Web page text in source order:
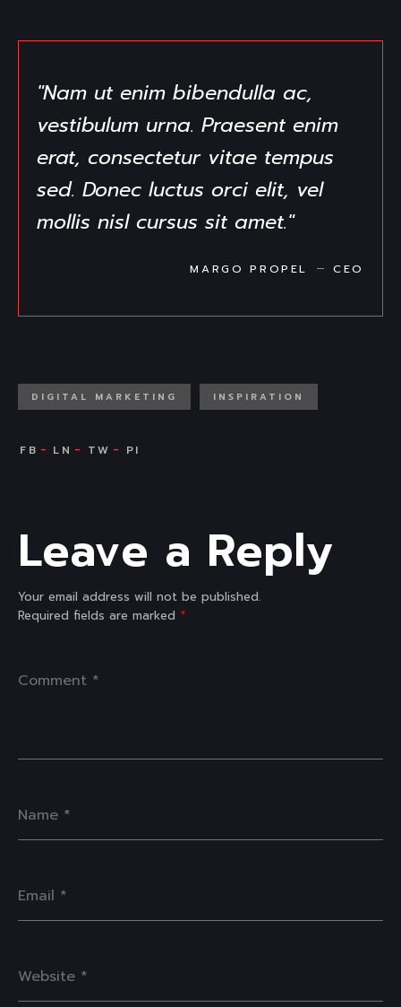
"Nam ut enim bibendulla ac,
vestibulum urna. Praesent enim
erat, consectetur vitae tempus
sed. Donec luctus orci elit, vel
mollis nisl cursus sit amet."
MARGO PROPEL CEO
DIGITAL MARKETING INSPIRATION
Leave a Reply
Your email address will not be published.
Required fields are marked *